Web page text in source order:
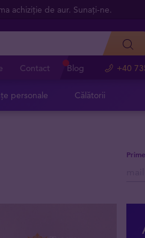
achiziție de aur. Sunați-ne.
Contact Blog +40
personale Călătorii